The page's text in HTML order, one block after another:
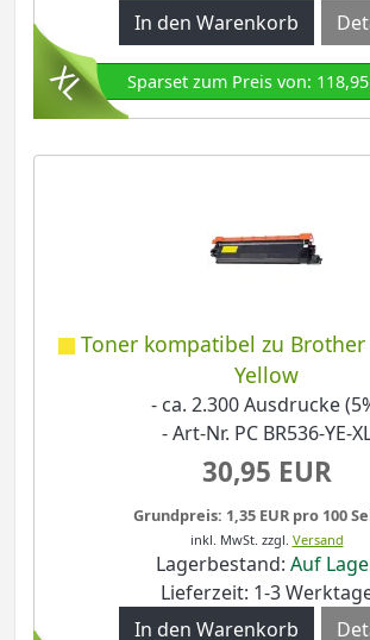
Sparset zum Preis von: 118,95
Toner kompatibel zu Brother
Yellow
- ca. 2.300 Ausdrucke
- Art-Nr. PC BR536-YE-
30,95 EUR
Grundpreis: 1,35 EUR pro 100
inkl. MwSt. zzgl. Versand
Lagerbestand: Auf
Lieferzeit: 1-3